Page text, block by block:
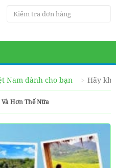
Nam dành cho bạn
Hãy
Hơn Thế Nữa